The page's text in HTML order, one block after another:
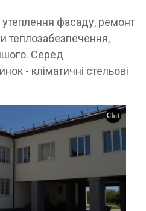
утеплення фасаду, ремонт
теплозабезпечення,
Серед
- кліматичні стельові